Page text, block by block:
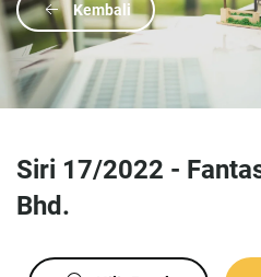
Kembali
Siri 17/2022 -
Bhd.